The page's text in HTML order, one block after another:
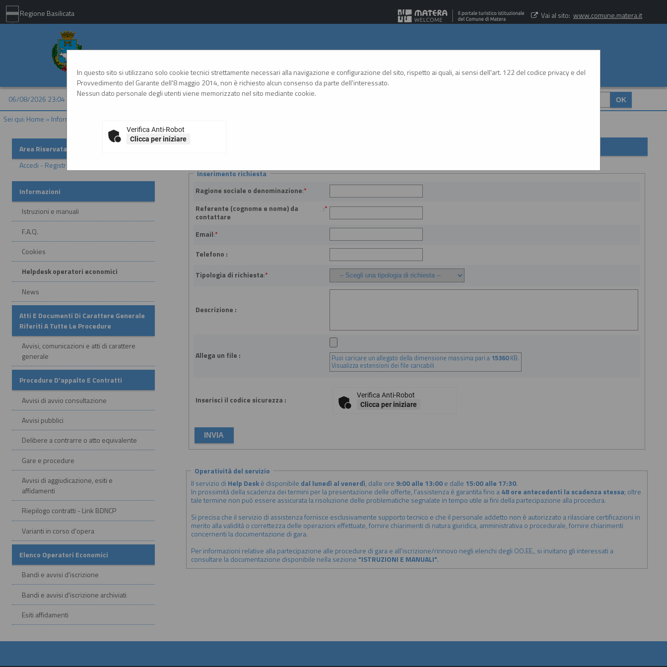
Regione Basilicata Vai al sito: www.comune.matera.it
Comune di Matera - Gare Telematiche
06/08/2026 23:04 A A GRAFICATESTO
Sei qui: Home » Informazioni
In questo sito si utilizzano solo cookie tecnici strettamente necessari alla navigazione e configurazione del sito, rispetto ai quali, ai sensi dell'art. 122 del codice privacy e del
Provvedimento del Garante dell'8 maggio 2014, non è richiesto alcun consenso da parte dell'interessato.
Nessun dato personale degli utenti viene memorizzato nel sito mediante cookie.
Verifica Anti-Robot
Clicca per iniziare
Area Riservata
Accedi - Registrati
Informazioni
Istruzioni e manuali
F.A.Q.
Cookies
Helpdesk operatori economici
News
Atti E Documenti Di Carattere Generale
Riferiti A Tutte Le Procedure
Avvisi, comunicazioni e atti di carattere
generale
Procedure D'appalto E Contratti
Avvisi di avvio consultazione
Avvisi pubblici
Delibere a contrarre o atto equivalente
Gare e procedure
Avvisi di aggiudicazione, esiti e
affidamenti
Riepilogo contratti - Link BDNCP
Varianti in corso d'opera
Elenco Operatori Economici
Bandi e avvisi d'iscrizione
Bandi e avvisi d'iscrizione archiviati
Esiti affidamenti
Inserimento richiesta
Ragione sociale o denominazione:*
Referente (cognome e nome) da
contattare
:*
Email:*
Telefono :
Tipologia di richiesta:*
Descrizione :
Allega un file : Puoi caricare un allegato della dimensione massima pari a 15360KB.
Visualizza estensioni dei file caricabili
Inserisci il codice sicurezza :
Verifica Anti-Robot
Clicca per iniziare
Operatività del servizio
Il servizio di Help Deskè disponibile dal lunedì al venerdì, dalle ore 9:00 alle 13:00e dalle 15:00 alle 17:30.
In prossimità della scadenza dei termini per la presentazione delle offerte, l'assistenza è garantita fino a48 ore antecedenti la scadenza stessa; oltre
tale termine non può essere assicurata la risoluzione delle problematiche segnalate in tempo utile ai fini della partecipazione alla procedura.
Si precisa che il servizio di assistenza fornisce esclusivamente supporto tecnico e che il personale addetto non è autorizzato a rilasciare certificazioni in
merito alla validità o correttezza delle operazioni effettuate, fornire chiarimenti di natura giuridica, amministrativa o procedurale, fornire chiarimenti
concernenti la documentazione di gara.
Per informazioni relative alla partecipazione alle procedure di gara e all'iscrizione/rinnovo negli elenchi degli OO.EE., si invitano gli interessati a
consultare la documentazione disponibile nella sezione "ISTRUZIONI E MANUALI".